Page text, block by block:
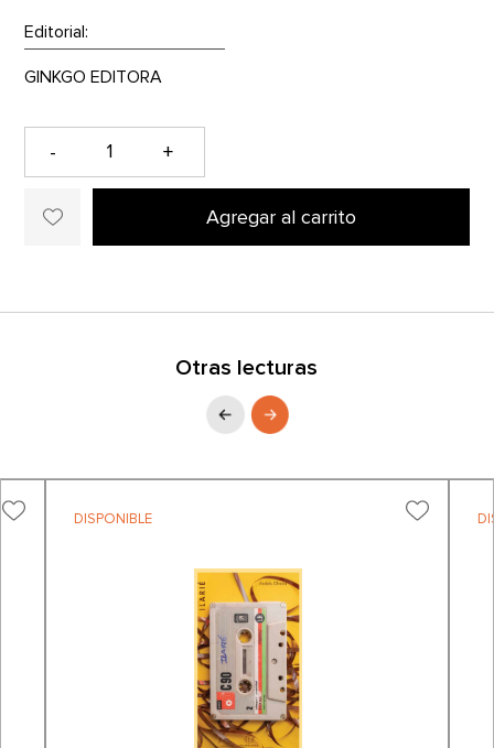
Editorial:
- +
Agregar al carrito
Otras lecturas
DISPONIBLE